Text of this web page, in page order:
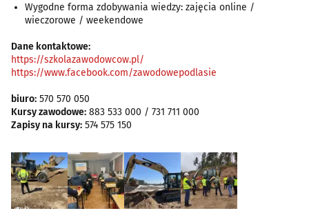
Wygodne forma zdobywania wiedzy: zajęcia online /
wieczorowe / weekendowe
Dane kontaktowe:
https://szkolazawodowcow.pl/
https://www.facebook.com/zawodowepodlasie
biuro: 570 570 050
Kursy zawodowe: 883 533 000 / 731 711 000
Zapisy na kursy: 574 575 150